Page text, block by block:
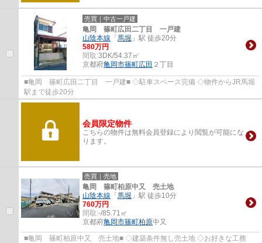
売買｜中古一戸建
亀岡 篠町広田二丁目 一戸建
山陰本線 「馬堀 」駅 徒歩20分
580万円
間取:3DK/54.37㎡
京都府亀岡市篠町広田 ２丁目
■亀岡 篠町広田二丁目 一戸建■ ◇駐車スペース完備 ◇物件からJR馬堀
駅まで徒歩20分
会員限定物件
こちらの物件は無料会員登録により閲覧が可能にな
ります。
売買｜売地
亀岡 篠町柏原中又 売土地
山陰本線 「馬堀 」駅 徒歩10分
760万円
間取:-/85.71㎡
京都府亀岡市篠町柏原中又
■亀岡 篠町柏原中又 売土地■ ◇建築条件無し売土地 ◇お好きな工務